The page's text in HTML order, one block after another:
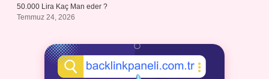
50.000 Lira Kaç Man eder ?
Temmuz 24, 2026